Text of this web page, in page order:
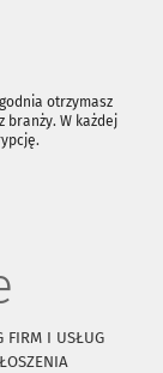
otrzymasz
W każdej
FIRM I USŁUG